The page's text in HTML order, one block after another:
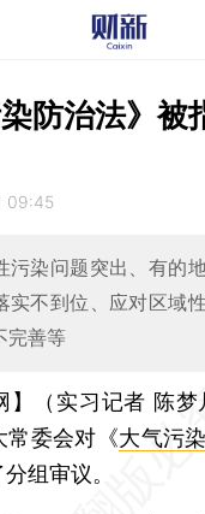
染防治法》被
09:45
污染问题突出、有的
实不到位、应对区域
完善等
】（实习记者 陈梦
常委会对《大气污染
组审议。